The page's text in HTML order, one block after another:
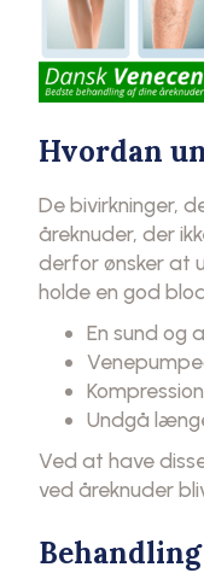
Hvordan
De bivirkninger,
åreknuder, der
derfor ønsker at
holde en god
En sund og
Undgå
Ved at have
ved åreknuder